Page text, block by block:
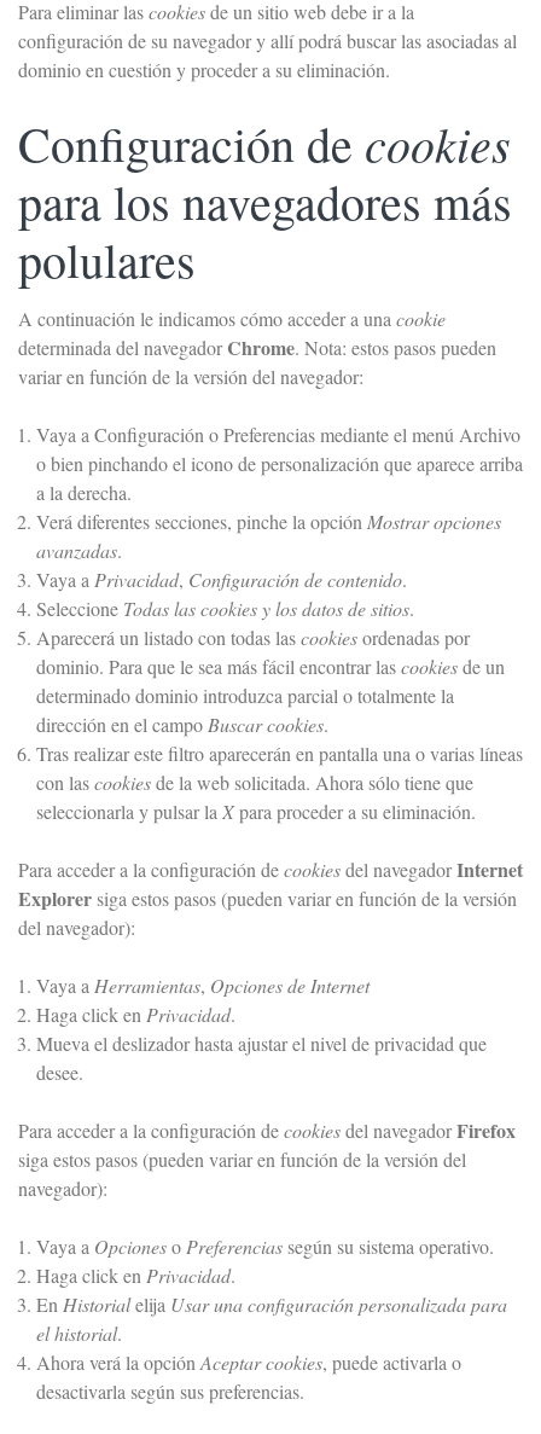
Para eliminar lascookiesde un sitio web debe ir a la
configuración de su navegador y allí podrá buscar las asociadas al
dominio en cuestión y proceder a su eliminación.
Configuración de cookies
para los navegadores más
polulares
A continuación le indicamos cómo acceder a unacookie
determinada del navegadorChrome. Nota: estos pasos pueden
variar en función de la versión del navegador:
Vaya a Configuración o Preferencias mediante el menú Archivo
o bien pinchando el icono de personalización que aparece arriba
a la derecha.
Verá diferentes secciones, pinche la opciónMostrar opciones
avanzadas.
Vaya aPrivacidad, Configuración de contenido.
Seleccione Todas lascookiesy los datos de sitios.
Aparecerá un listado con todas lascookiesordenadas por
dominio. Para que le sea más fácil encontrar lascookiesde un
determinado dominio introduzca parcial o totalmente la
dirección en el campoBuscar cookies.
Tras realizar este filtro aparecerán en pantalla una o varias líneas
con lascookiesde la web solicitada. Ahora sólo tiene que
seleccionarla y pulsar laXpara proceder a su eliminación.
Para acceder a la configuración decookiesdel navegadorInternet
Explorer siga estos pasos (pueden variar en función de la versión
del navegador):
Vaya aHerramientas, Opciones de Internet
Haga click enPrivacidad.
Mueva el deslizador hasta ajustar el nivel de privacidad que
desee.
Para acceder a la configuración decookiesdel navegadorFirefox
siga estos pasos (pueden variar en función de la versión del
navegador):
Vaya a OpcionesoPreferencias según su sistema operativo.
Haga click enPrivacidad.
EnHistorialelija Usar una configuración personalizada para
el historial.
Ahora verá la opciónAceptar cookies, puede activarla o
desactivarla según sus preferencias.